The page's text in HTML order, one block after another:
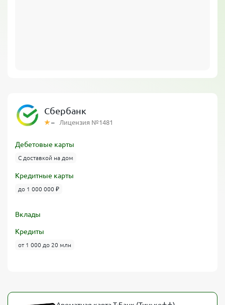
Сбербанк
– Лицензия №1481
Дебетовые карты
С доставкой на дом
Кредитные карты
до 1 000 000 ₽
Вклады
Кредиты
от 1 000 до 20 млн